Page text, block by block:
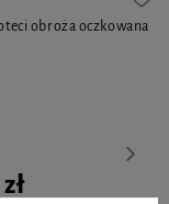
obroża oczkowana